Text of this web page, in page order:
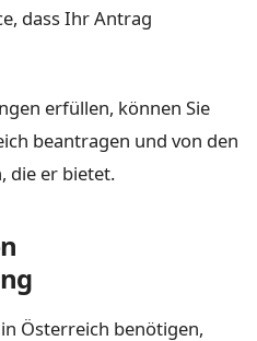
dass Ihr Antrag
erfüllen, können Sie
beantragen und von den
die er bietet.
Österreich benötigen,